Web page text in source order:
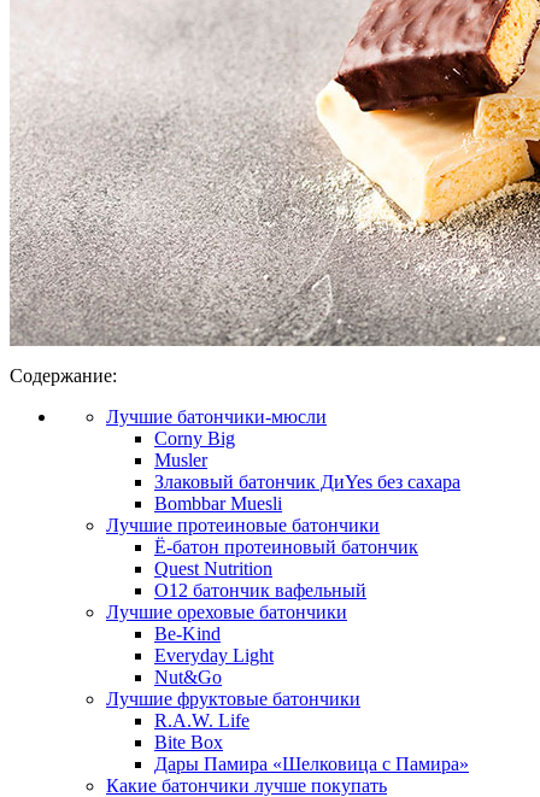
Содержание:
Лучшие батончики-мюсли
Corny Big
Musler
Злаковый батончик ДиYes без сахара
Bombbar Muesli
Лучшие протеиновые батончики
Ё-батон протеиновый батончик
Quest Nutrition
O12 батончик вафельный
Лучшие ореховые батончики
Be-Kind
Everyday Light
Nut&Go
Лучшие фруктовые батончики
R.A.W. Life
Bite Box
Дары Памира «Шелковица с Памира»
Какие батончики лучше покупать